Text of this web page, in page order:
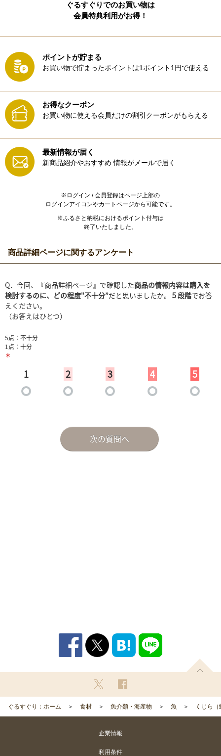
ぐるすぐりでのお買い物は
会員特典利用がお得！
ポイントが貯まる
お買い物で貯まったポイントは1ポイント1円で使える
お得なクーポン
お買い物に使える会員だけの割引クーポンがもらえる
最新情報が届く
新商品紹介やおすすめ 情報がメールで届く
※ログイン / 会員登録はページ上部の
ログインアイコンやカートページから可能です。
※ふるさと納税におけるポイント付与は
終了いたしました。
商品詳細ページに関するアンケート
ぐるすぐり：ホーム 食材 魚介類・海産物 魚 くじら（
企業情報
利用条件